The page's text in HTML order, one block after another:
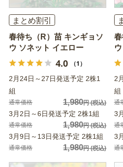
まとめ割引
春待ち（R）苗 キンギョソ
ウ ソネット イエロー
4.0 （1）
2月24日～27日発送予定 2株1
組
通常価格 1,980円(税込)
3月2日～6日発送予定 2株1組
通常価格 1,980円(税込)
3月9日～13日発送予定 2株1組
通常価格 1,980円(税込)
2
組
通
3
通
3
通